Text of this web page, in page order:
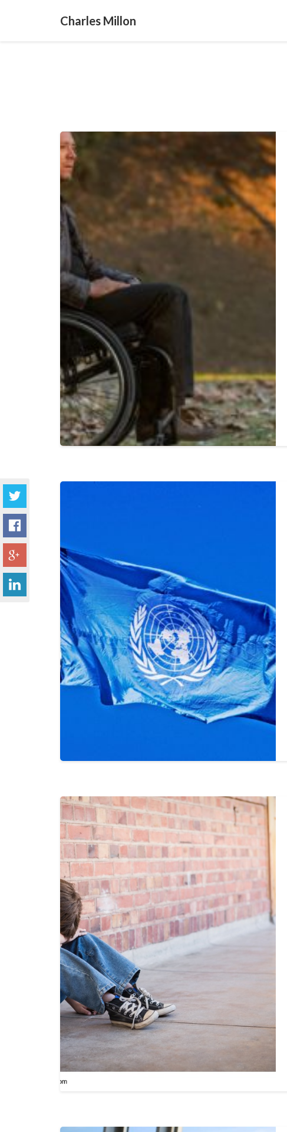
Charles Millon